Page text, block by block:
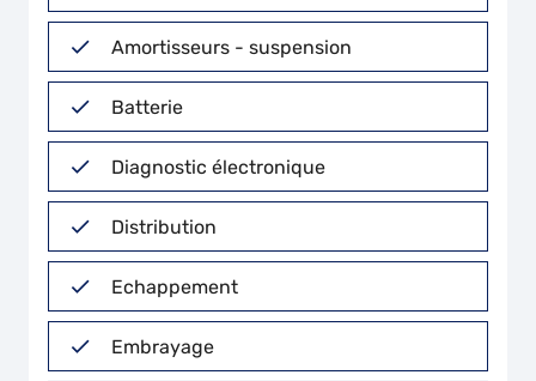
Amortisseurs - suspension
Batterie
Diagnostic électronique
Distribution
Echappement
Embrayage